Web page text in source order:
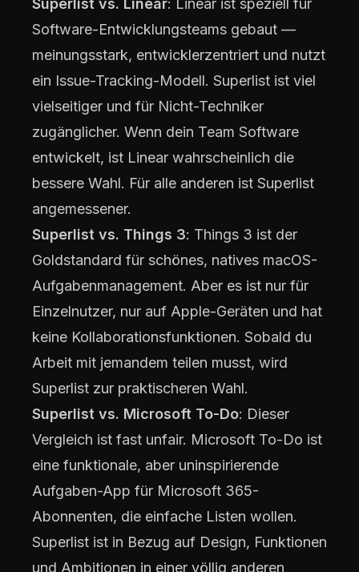
Superlist vs. Linear: Linear ist speziell für
Software-Entwicklungsteams gebaut —
meinungsstark, entwicklerzentriert und nutzt
ein Issue-Tracking-Modell. Superlist ist viel
vielseitiger und für Nicht-Techniker
zugänglicher. Wenn dein Team Software
entwickelt, ist Linear wahrscheinlich die
bessere Wahl. Für alle anderen ist Superlist
angemessener.
Superlist vs. Things 3: Things 3 ist der
Goldstandard für schönes, natives macOS-
Aufgabenmanagement. Aber es ist nur für
Einzelnutzer, nur auf Apple-Geräten und hat
keine Kollaborationsfunktionen. Sobald du
Arbeit mit jemandem teilen musst, wird
Superlist zur praktischeren Wahl.
Superlist vs. Microsoft To-Do: Dieser
Vergleich ist fast unfair. Microsoft To-Do ist
eine funktionale, aber uninspirierende
Aufgaben-App für Microsoft 365-
Abonnenten, die einfache Listen wollen.
Superlist ist in Bezug auf Design, Funktionen
und Ambitionen in einer völlig anderen